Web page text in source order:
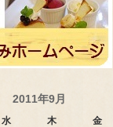
2011年9月
水 木 金